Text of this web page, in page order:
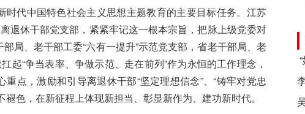
时代中国特色社会主义思想主题教育的主要目标任务。江苏
退休干部党支部，紧紧牢记这一根本宗旨，把脉上级党委对
局、老干部工委“六有一提升”示范党支部，省老干部局、老
起“争当表率、争做示范、走在前列”作为永恒的工作理念，
点，激励和引导离退休干部“坚定理想信念”、“铸牢对党忠
色，在新征程上体现新担当、彰显新作为、建功新时代。